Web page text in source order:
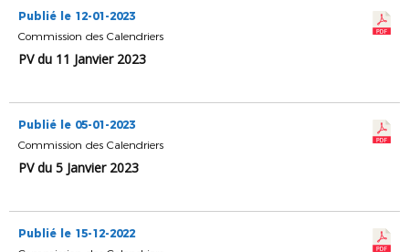
Publié le 12-01-2023
Commission des Calendriers
PV du 11 Janvier 2023
Publié le 05-01-2023
Commission des Calendriers
PV du 5 Janvier 2023
Publié le 15-12-2022